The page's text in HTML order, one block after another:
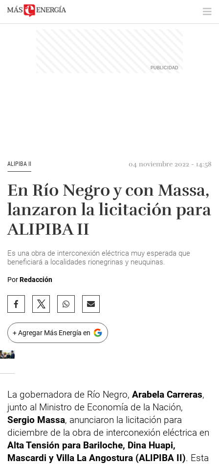
ALIPIBA II 04 noviembre 2022 - 14:58
En Río Negro y con Massa,
lanzaron la licitación para
ALIPIBA II
Es una obra de interconexión eléctrica muy esperada que
beneficiará a localidades rionegrinas y neuquinas.
PorRedacción
+ Agregar Más Energía en
La gobernadora de Río Negro, Arabela Carreras,
junto al Ministro de Economía de la Nación,
Sergio Massa, anunciaron la licitación para
diciembre de la obra de interconexión eléctrica en
Alta Tensión para Bariloche, Dina Huapi,
Mascardi y Villa La Angostura (ALIPIBA II). Esta